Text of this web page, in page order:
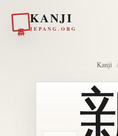
KANJI
JEPANG.ORG
Kanji